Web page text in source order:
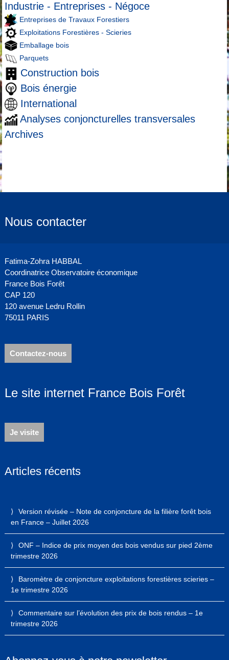
Industrie - Entreprises - Négoce
Entreprises de Travaux Forestiers
Exploitations Forestières - Scieries
Emballage bois
Parquets
Construction bois
Bois énergie
International
Analyses conjoncturelles transversales
Archives
Nous contacter
Fatima-Zohra HABBAL
Coordinatrice Observatoire économique
France Bois Forêt
CAP 120
120 avenue Ledru Rollin
75011 PARIS
Contactez-nous
Le site internet France Bois Forêt
Je visite
Articles récents
Version révisée – Note de conjoncture de la filière forêt bois
en France – Juillet 2026
ONF – Indice de prix moyen des bois vendus sur pied 2ème
trimestre 2026
Baromètre de conjoncture exploitations forestières scieries –
1e trimestre 2026
Commentaire sur l’évolution des prix de bois rendus – 1e
trimestre 2026